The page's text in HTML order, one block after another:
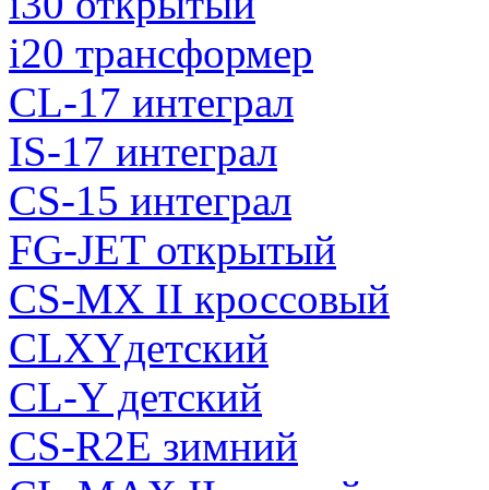
i20 трансформер
CL-17 интеграл
IS-17 интеграл
CS-15 интеграл
FG-JET открытый
CS-MX II кроссовый
CLXYдетский
CL-Y детский
CS-R2E зимний